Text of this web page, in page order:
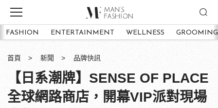
FASHION ENTERTAINMENT WELLNESS GROOMING
首頁 新聞 品牌快訊
【日系潮牌】SENSE OF PLACE
全球網路商店，開幕VIP派對現場